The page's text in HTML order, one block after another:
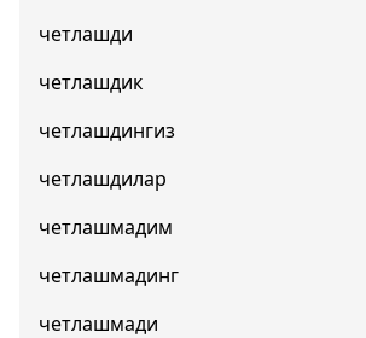
четлашди
четлашдик
четлашдингиз
четлашдилар
четлашмадим
четлашмадинг
четлашмади